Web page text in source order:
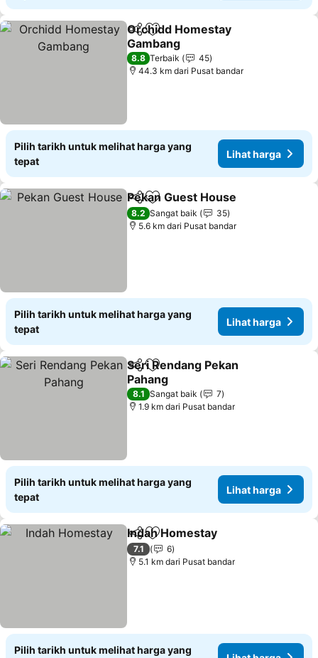
KongsiTambah ke favorit
Orchidd Homestay
Gambang
8.8 Terbaik
45
44.3 km dari Pusat bandar
Pilih tarikh untuk melihat harga yang
tepat
Lihat harga
KongsiTambah ke favorit
Pekan Guest House
8.2 Sangat baik
35
5.6 km dari Pusat bandar
Pilih tarikh untuk melihat harga yang
tepat
Lihat harga
KongsiTambah ke favorit
Seri Rendang Pekan
Pahang
8.1 Sangat baik
7
1.9 km dari Pusat bandar
Pilih tarikh untuk melihat harga yang
tepat
Lihat harga
KongsiTambah ke favorit
Indah Homestay
7.1
6
5.1 km dari Pusat bandar
Pilih tarikh untuk melihat harga yang